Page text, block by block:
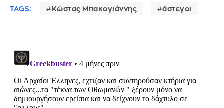
TAGS: Κώστας Μπακογιάννης άστεγοι